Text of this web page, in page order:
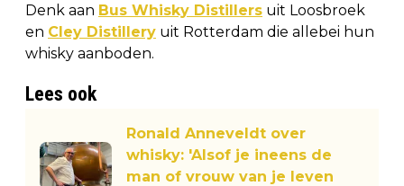
Denk aan Bus Whisky Distillers uit Loosbroek
en Cley Distillery uit Rotterdam die allebei hun
whisky aanboden.
Lees ook
Ronald Anneveldt over
whisky: 'Alsof je ineens de
man of vrouw van je leven